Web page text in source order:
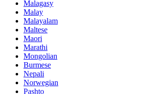
Malagasy
Malay
Malayalam
Maltese
Maori
Marathi
Mongolian
Burmese
Nepali
Norwegian
Pashto